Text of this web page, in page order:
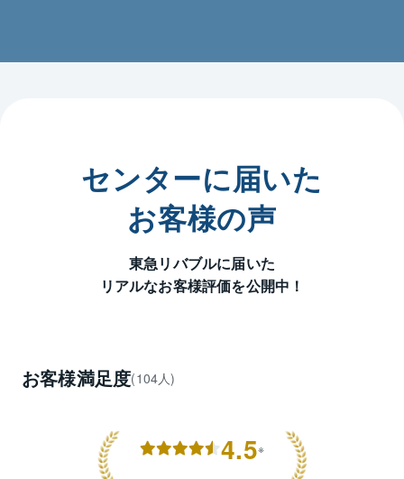
い。
センタースタッフが全員一丸となり、お客様に寄り
添ったご提案をさせて頂きますので、是非、お気軽に
ご相談ください。
合ヶ丘ビル３階にあり、お買い物やお仕事帰りに、お
気軽にご来店いただけます。
センターに届いた
お客様の声
東急リバブルに届いた
リアルなお客様評価を公開中！
お客様満足度(104人)
4.5※